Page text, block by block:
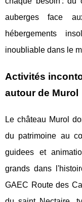
auberges face
hébergements
inoubliable dans le
Activités
autour de Murol
Le château Murol
du patrimoine au
guidees et
grands dans
GAEC Route des